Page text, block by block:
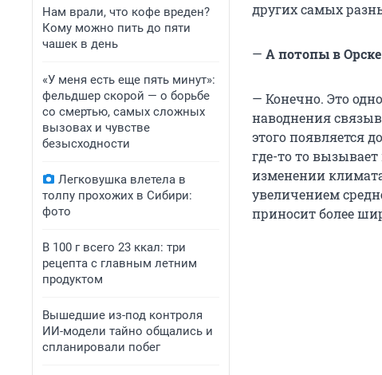
Нам врали, что кофе вреден?
Кому можно пить до пяти
чашек в день
«У меня есть еще пять минут»:
фельдшер скорой — о борьбе
со смертью, самых сложных
вызовах и чувстве
безысходности
Легковушка влетела в
толпу прохожих в Сибири:
фото
В 100 г всего 23 ккал: три
рецепта с главным летним
продуктом
Вышедшие из-под контроля
ИИ-модели тайно общались и
спланировали побег
других самых
— А потопы в
— Конечно. Это
наводнения
этого появляется
где-то то
изменении
увеличением
приносит более